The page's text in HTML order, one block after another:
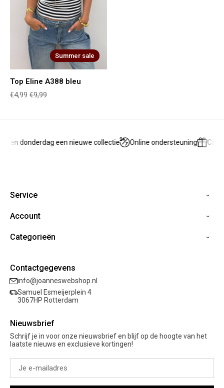
Summer sale
Top Eline A388 bleu
€4,99 €9,99
en donderdag een nieuwe collectie Online ondersteuning
Service
Home
Veelgestelde vragen
Retourneren
Garantie
Account
Registreren
Mijn verlanglijst
Categorieën
Sale
Kleding
Schoenen
Cadeaubon
Contactgegevens
info@joanneswebshop.nl
Samuel Esmeijerplein 4
3067HP Rotterdam
Nieuwsbrief
Schrijf je in voor onze nieuwsbrief en blijf op de hoogte van het
laatste nieuws en exclusieve kortingen!